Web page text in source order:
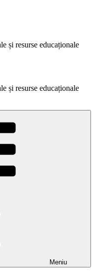
și resurse educaționale
și resurse educaționale
Meniu